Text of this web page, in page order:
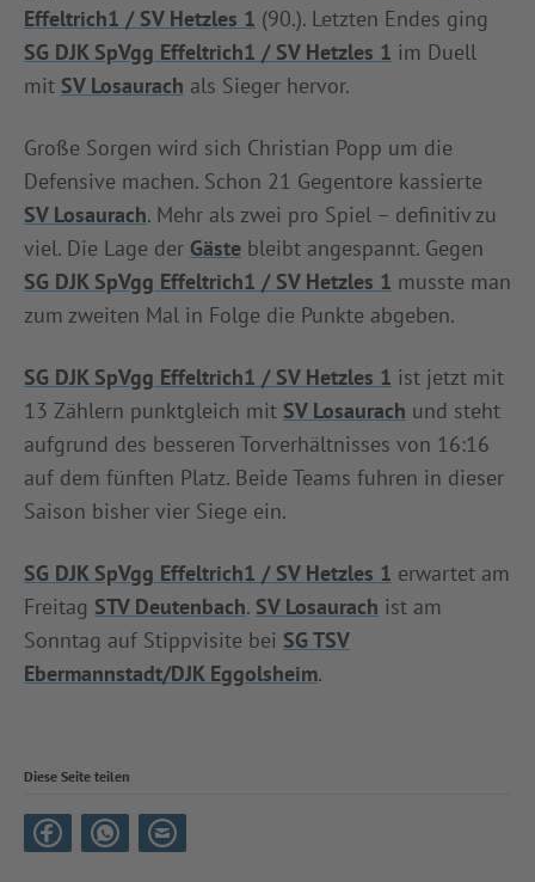
Effeltrich1 / SV Hetzles 1 (90.). Letzten Endes ging
SG DJK SpVgg Effeltrich1 / SV Hetzles 1 im Duell
mit SV Losaurach als Sieger hervor.
Große Sorgen wird sich Christian Popp um die
Defensive machen. Schon 21 Gegentore kassierte
SV Losaurach. Mehr als zwei pro Spiel – definitiv zu
viel. Die Lage der Gäste bleibt angespannt. Gegen
SG DJK SpVgg Effeltrich1 / SV Hetzles 1 musste man
zum zweiten Mal in Folge die Punkte abgeben.
SG DJK SpVgg Effeltrich1 / SV Hetzles 1 ist jetzt mit
13 Zählern punktgleich mit SV Losaurach und steht
aufgrund des besseren Torverhältnisses von 16:16
auf dem fünften Platz. Beide Teams fuhren in dieser
Saison bisher vier Siege ein.
SG DJK SpVgg Effeltrich1 / SV Hetzles 1 erwartet am
Freitag STV Deutenbach. SV Losaurach ist am
Sonntag auf Stippvisite bei SG TSV
Ebermannstadt/DJK Eggolsheim.
Diese Seite teilen